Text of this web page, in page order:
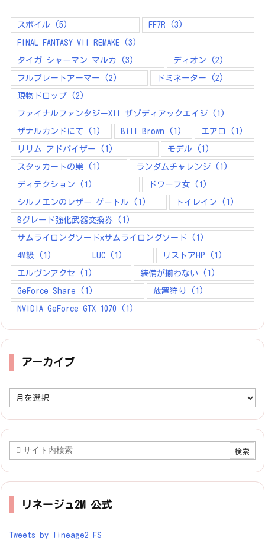
スポイル (5) FF7R (3)
FINAL FANTASY VII REMAKE (3)
タイガ シャーマン マルカ (3) ディオン (2)
フルプレートアーマー (2) ドミネーター (2)
現物ドロップ (2)
ファイナルファンタジーXII ザゾディアックエイジ (1)
ザナルカンドにて (1) Bill Brown (1) エアロ (1)
リリム アドバイザー (1) モデル (1)
スタッカートの巣 (1) ランダムチャレンジ (1)
ディテクション (1) ドワーフ女 (1)
シルノエンのレザー ゲートル (1) トイレイン (1)
Bグレード強化武器交換券 (1)
サムライロングソードxサムライロングソード (1)
4M級 (1) LUC(1) リストアHP (1)
エルヴンアクセ (1) 装備が揃わない (1)
GeForce Share (1) 放置狩り (1)
NVIDIA GeForce GTX 1070 (1)
アーカイブ
ー
カ
リネージュ2M 公式
Tweets by lineage2_FS